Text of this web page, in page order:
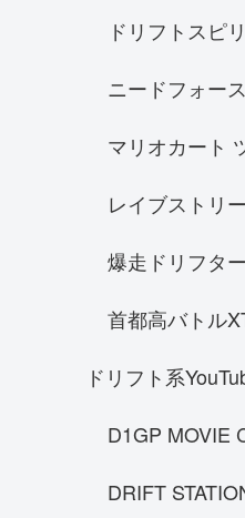
マクラーレン
McLaren P1
NSX
フェラーリ
フェアレディｓ
Hennessy
ケーニグセグ
SUBARU レヴ
ドリフトスピ
ニードフォー
マリオカート
レイブストリ
爆走ドリフタ
首都高バトル
ドリフト系
D1GP MOVIE
DRIFT